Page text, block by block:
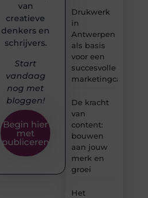
Drukwerk
in
Antwerpen
als basis
voor een
succesvolle
De kracht
van
content:
bouwen
aan jouw
merk en
groei
Het
van
creatieve
denkers en
schrijvers.
Start
vandaag
nog met
bloggen!
Begin hier
met
publiceren